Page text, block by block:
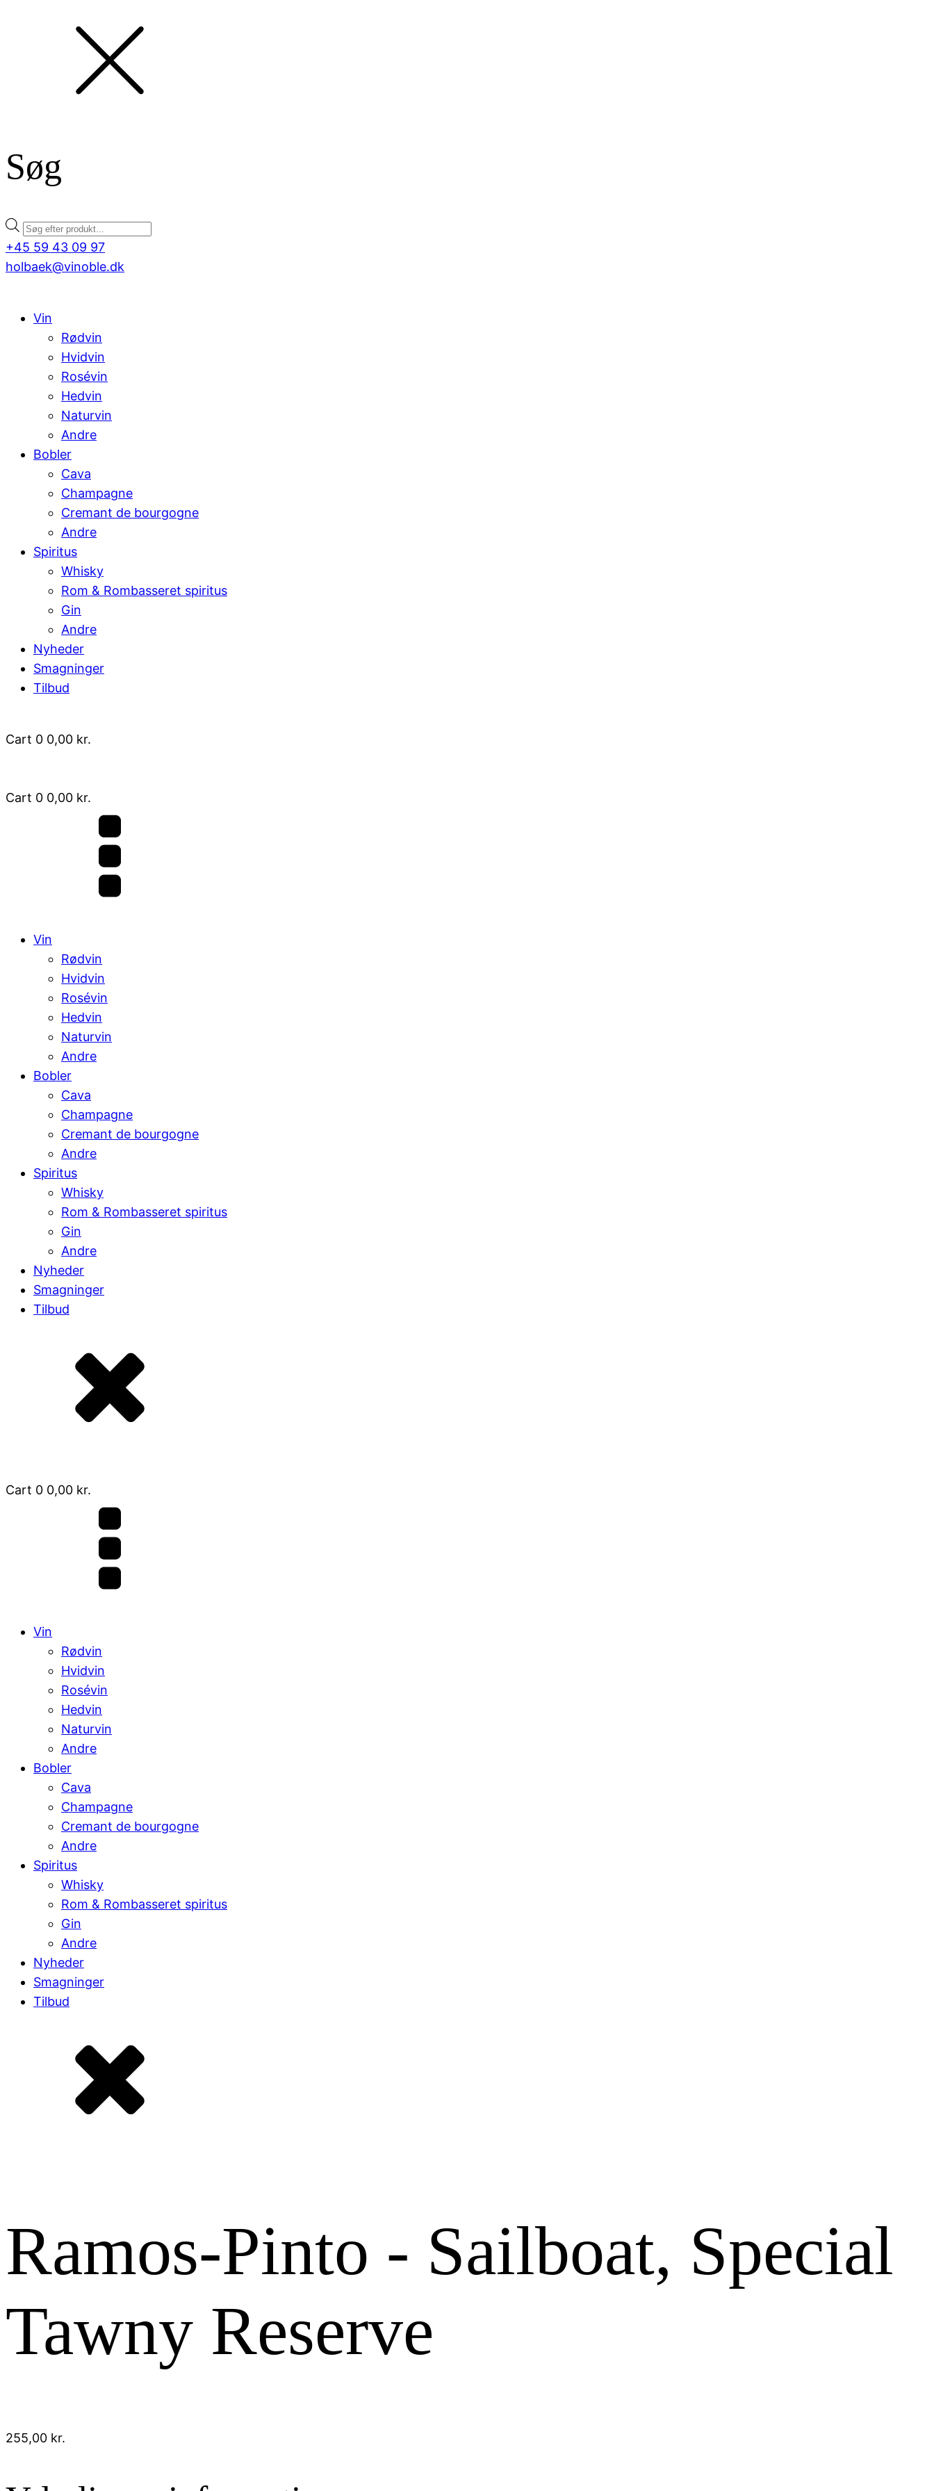
Søg
Products
search
+45 59 43 09 97
holbaek@vinoble.dk
Vin
Rødvin
Hvidvin
Rosévin
Hedvin
Naturvin
Andre
Bobler
Cava
Champagne
Cremant de bourgogne
Andre
Spiritus
Whisky
Rom & Rombasseret spiritus
Gin
Andre
Nyheder
Smagninger
Tilbud
Cart 0 0,00 kr.
Cart 0 0,00 kr.
Vin
Rødvin
Hvidvin
Rosévin
Hedvin
Naturvin
Andre
Bobler
Cava
Champagne
Cremant de bourgogne
Andre
Spiritus
Whisky
Rom & Rombasseret spiritus
Gin
Andre
Nyheder
Smagninger
Tilbud
Cart 0 0,00 kr.
Vin
Rødvin
Hvidvin
Rosévin
Hedvin
Naturvin
Andre
Bobler
Cava
Champagne
Cremant de bourgogne
Andre
Spiritus
Whisky
Rom & Rombasseret spiritus
Gin
Andre
Nyheder
Smagninger
Tilbud
Ramos-Pinto - Sailboat, Special
Tawny Reserve
255,00 kr.